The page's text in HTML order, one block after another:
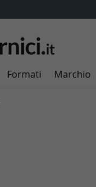
Formati Marchio